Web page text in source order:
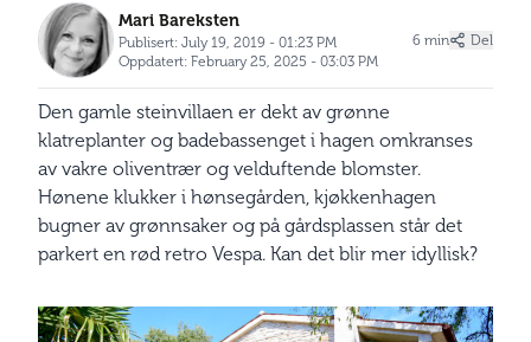
Mari Bareksten
Publisert: July 19, 2019 - 01:23 PM
Oppdatert: February 25, 2025 - 03:03 PM
6 min Del
Den gamle steinvillaen er dekt av grønne
klatreplanter og badebassenget i hagen omkranses
av vakre oliventrær og velduftende blomster.
Hønene klukker i hønsegården, kjøkkenhagen
bugner av grønnsaker og på gårdsplassen står det
parkert en rød retro Vespa. Kan det blir mer idyllisk?